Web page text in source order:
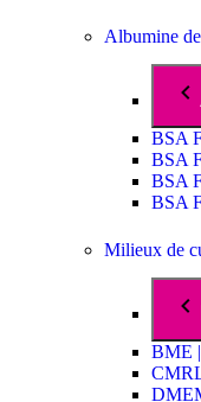
Albumine
BSA
BSA
BSA
BSA
Milieux de
BME